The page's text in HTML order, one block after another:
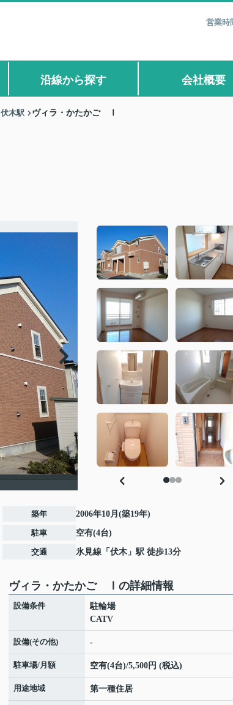
営業
沿線から探す 会社概要
伏木駅 ヴィラ・かたかご Ⅰ
築年 2006年10月(築19年)
駐車 空有(4台)
交通 氷見線 「 伏木 」駅 徒歩13分
ヴィラ・かたかご Ⅰの詳細情報
設備条件
駐輪場
CATV
設備(その他) -
駐車場/月額 空有(4台)/5,500円 (税込)
用途地域 第一種住居